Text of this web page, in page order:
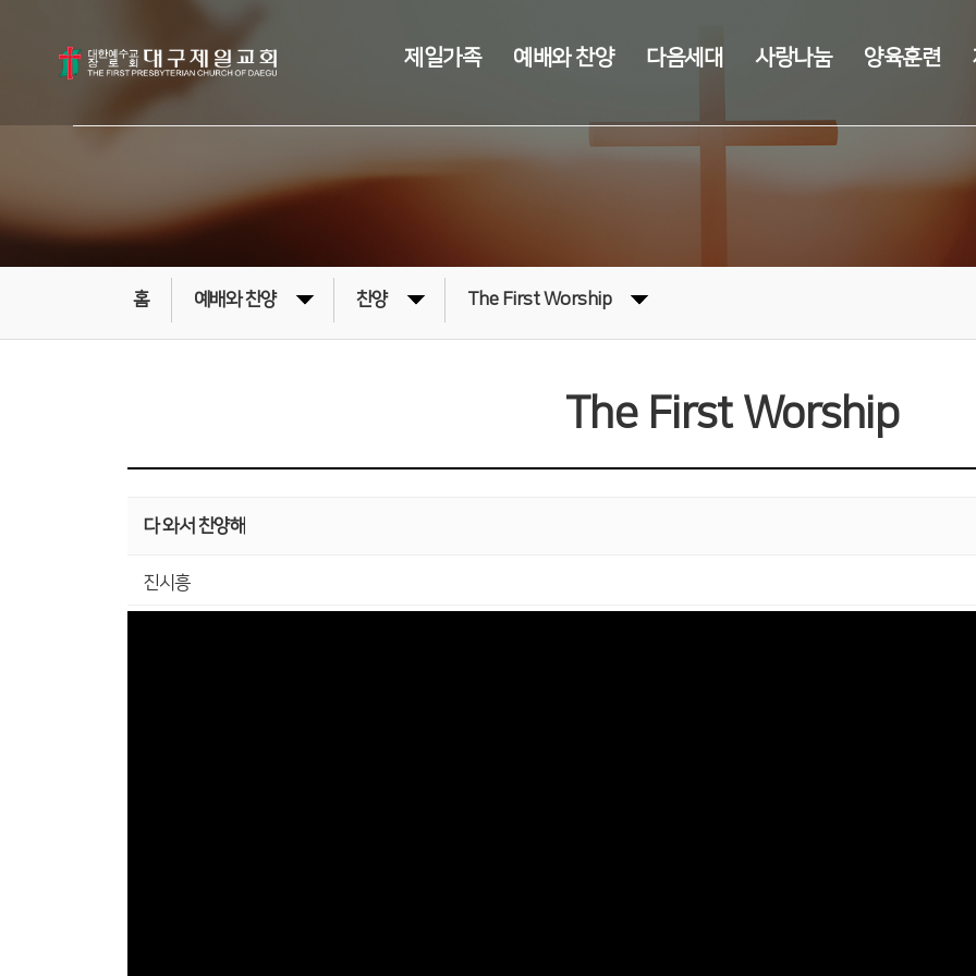
제일가족 예배와 찬양 다음세대 사랑나눔 양육훈련
홈 예배와 찬양 찬양 The First Worship
The First Worship
다 와서 찬양해
진시흥